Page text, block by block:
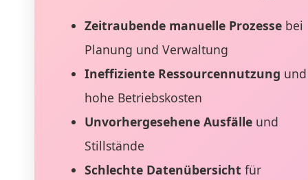
Zeitraubende manuelle Prozessebei
Planung und Verwaltung
Ineffiziente Ressourcennutzung und
hohe Betriebskosten
Unvorhergesehene Ausfälleund
Stillstände
Schlechte Datenübersicht für